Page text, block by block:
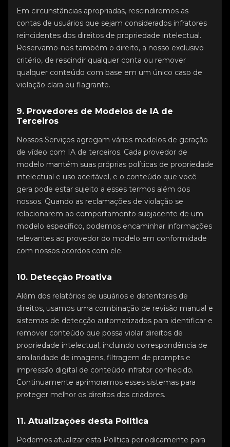
Em circunstâncias apropriadas, rescindiremos as
contas de usuários que sejam considerados infratores
reincidentes dos direitos de propriedade intelectual.
Reservamo-nos também o direito, a nosso exclusivo
critério, de rescindir qualquer conta ou remover
qualquer conteúdo com base em um único caso de
violação clara ou flagrante.
9. Provedores de Modelos de IA de
Terceiros
Nossos Serviços agregam vários modelos de geração
de vídeo com IA de terceiros. Cada provedor de
modelo mantém suas próprias políticas de propriedade
intelectual e uso aceitável, e o conteúdo que você
gera pode estar sujeito a esses termos além dos
nossos. Quando as reclamações de violação se
relacionarem ao comportamento subjacente de um
modelo específico, podemos encaminhar informações
relevantes ao provedor do modelo em conformidade
com nossos acordos com ele.
10. Detecção Proativa
Além dos relatórios de usuários e detentores de
direitos, usamos uma combinação de revisão manual e
sistemas de detecção automatizados para identificar e
remover conteúdo que possa violar direitos de
propriedade intelectual, incluindo correspondência de
similaridade de imagens, filtragem de prompts e
impressão digital de conteúdo infrator conhecido.
Continuamente aprimoramos esses sistemas para
proteger melhor os direitos dos criadores.
11. Atualizações desta Política
Podemos atualizar esta Política periodicamente para